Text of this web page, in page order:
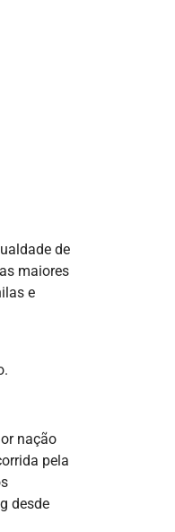
de
maiores
e
nação
pela
desde